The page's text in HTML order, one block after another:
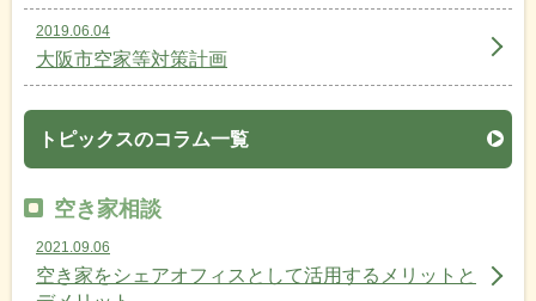
2019.06.04
大阪市空家等対策計画
トピックスのコラム一覧
空き家相談
2021.09.06
空き家をシェアオフィスとして活用するメリットと